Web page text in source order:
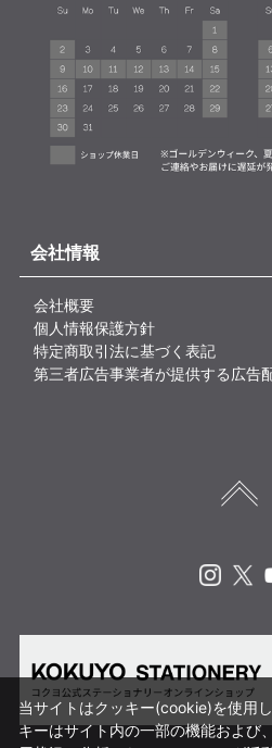
会社情報
会社概要
個人情報保護方針
特定商取引法に基づく表記
第三者広告事業者が提供する広告
当サイトはクッキー(cookie)を使用
キーはサイト内の一部の機能および